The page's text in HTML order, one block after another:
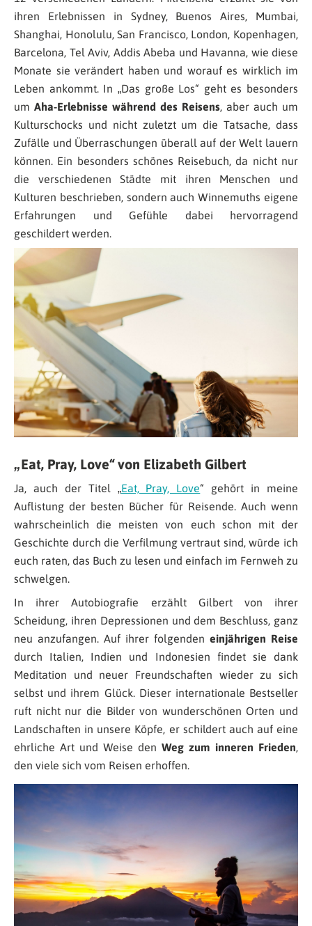
ihren Erlebnissen in Sydney, Buenos Aires, Mumbai,
Shanghai, Honolulu, San Francisco, London, Kopenhagen,
Barcelona, Tel Aviv, Addis Abeba und Havanna, wie diese
Monate sie verändert haben und worauf es wirklich im
Leben ankommt. In „Das große Los“ geht es besonders
um Aha-Erlebnisse während des Reisens, aber auch um
Kulturschocks und nicht zuletzt um die Tatsache, dass
Zufälle und Überraschungen überall auf der Welt lauern
können. Ein besonders schönes Reisebuch, da nicht nur
die verschiedenen Städte mit ihren Menschen und
Kulturen beschrieben, sondern auch Winnemuths eigene
Erfahrungen und Gefühle dabei hervorragend
geschildert werden.
„Eat, Pray, Love“ von Elizabeth Gilbert
Ja, auch der Titel „ Eat, Pray, Love“ gehört in meine
Auflistung der besten Bücher für Reisende. Auch wenn
wahrscheinlich die meisten von euch schon mit der
Geschichte durch die Verfilmung vertraut sind, würde ich
euch raten, das Buch zu lesen und einfach im Fernweh zu
schwelgen.
In ihrer Autobiografie erzählt Gilbert von ihrer
Scheidung, ihren Depressionen und dem Beschluss, ganz
neu anzufangen. Auf ihrer folgenden einjährigen Reise
durch Italien, Indien und Indonesien findet sie dank
Meditation und neuer Freundschaften wieder zu sich
selbst und ihrem Glück. Dieser internationale Bestseller
ruft nicht nur die Bilder von wunderschönen Orten und
Landschaften in unsere Köpfe, er schildert auch auf eine
ehrliche Art und Weise den Weg zum inneren Frieden
den viele sich vom Reisen erhoffen.